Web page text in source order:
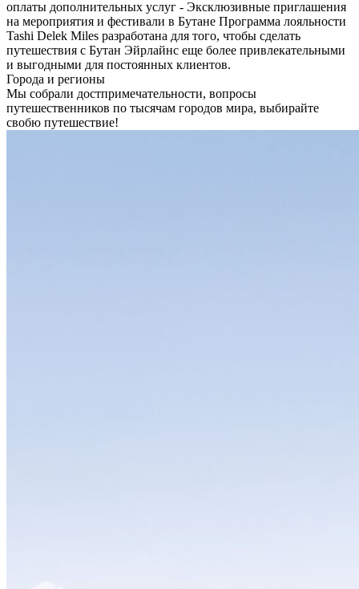
оплаты дополнительных услуг - Эксклюзивные приглашения
на мероприятия и фестивали в Бутане Программа лояльности
Tashi Delek Miles разработана для того, чтобы сделать
путешествия с Бутан Эйрлайнс еще более привлекательными
и выгодными для постоянных клиентов.
Города и регионы
Мы собрали достпримечательности, вопросы
путешественников по тысячам городов мира, выбирайте
свобю путешествие!